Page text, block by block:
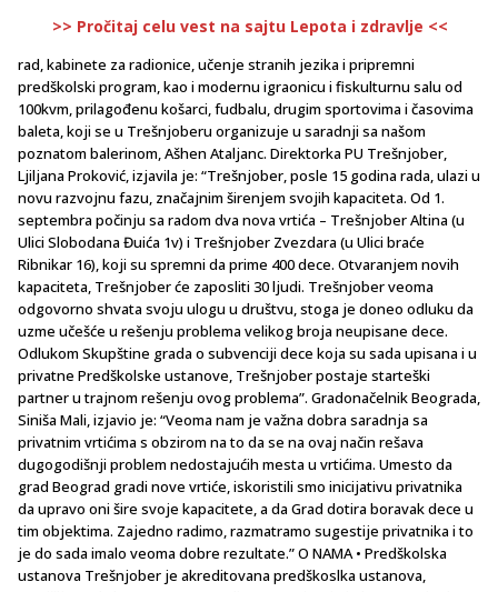
>> Pročitaj celu vest na sajtu Lepota i zdravlje <<
rad, kabinete za radionice, učenje stranih jezika i pripremni
predškolski program, kao i modernu igraonicu i fiskulturnu salu od
100kvm, prilagođenu košarci, fudbalu, drugim sportovima i časovima
baleta, koji se u Trešnjoberu organizuje u saradnji sa našom
poznatom balerinom, Ašhen Ataljanc. Direktorka PU Trešnjober,
Ljiljana Proković, izjavila je: “Trešnjober, posle 15 godina rada, ulazi u
novu razvojnu fazu, značajnim širenjem svojih kapaciteta. Od 1.
septembra počinju sa radom dva nova vrtića – Trešnjober Altina (u
Ulici Slobodana Đuića 1v) i Trešnjober Zvezdara (u Ulici braće
Ribnikar 16), koji su spremni da prime 400 dece. Otvaranjem novih
kapaciteta, Trešnjober će zaposliti 30 ljudi. Trešnjober veoma
odgovorno shvata svoju ulogu u društvu, stoga je doneo odluku da
uzme učešće u rešenju problema velikog broja neupisane dece.
Odlukom Skupštine grada o subvenciji dece koja su sada upisana i u
privatne Predškolske ustanove, Trešnjober postaje starteški
partner u trajnom rešenju ovog problema”. Gradonačelnik Beograda,
Siniša Mali, izjavio je: “Veoma nam je važna dobra saradnja sa
privatnim vrtićima s obzirom na to da se na ovaj način rešava
dugogodišnji problem nedostajućih mesta u vrtićima. Umesto da
grad Beograd gradi nove vrtiće, iskoristili smo inicijativu privatnika
da upravo oni šire svoje kapacitete, a da Grad dotira boravak dece u
tim objektima. Zajedno radimo, razmatramo sugestije privatnika i to
je do sada imalo veoma dobre rezultate.” O NAMA • Predškolska
ustanova Trešnjober je akreditovana predškoslka ustanova,